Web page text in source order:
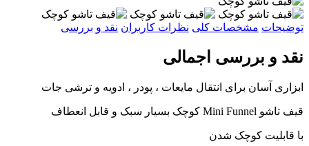
توضیحات مشخصات کلی نظرات کاربران نقد و بررسی
نقد و بررسی اجمالی
ابزاری آسان برای انتقال مایعات ، پودر ، ادویه و ترشی جات
قیف تاشو Mini Funnel کوچک بسیار سبک و قابل انعطاف
با قابلیت کوچک شدن